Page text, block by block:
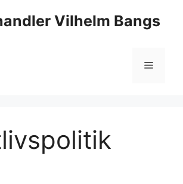
Vilhelm Bangs
Menu